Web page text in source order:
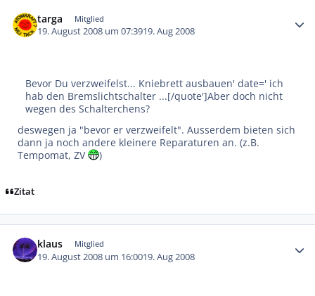
targa Mitglied
19. August 2008 um 07:3919. Aug 2008
Bevor Du verzweifelst... Kniebrett ausbauen' date=' ich
hab den Bremslichtschalter ...[/quote']Aber doch nicht
wegen des Schalterchens?
deswegen ja "bevor er verzweifelt". Ausserdem bieten sich
dann ja noch andere kleinere Reparaturen an. (z.B.
Tempomat, ZV
)
Zitat
klaus Mitglied
19. August 2008 um 16:0019. Aug 2008